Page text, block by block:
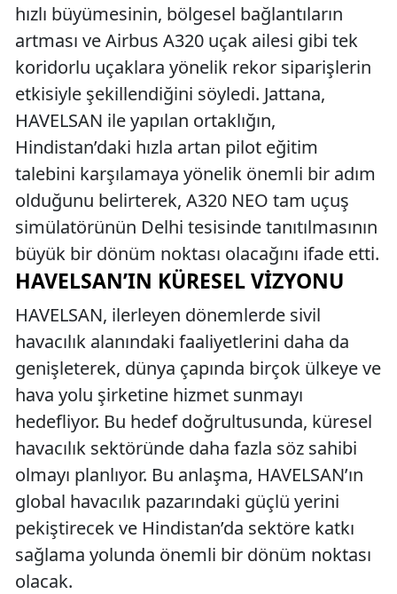
hızlı büyümesinin, bölgesel bağlantıların
artması ve Airbus A320 uçak ailesi gibi tek
koridorlu uçaklara yönelik rekor siparişlerin
etkisiyle şekillendiğini söyledi. Jattana,
HAVELSAN ile yapılan ortaklığın,
Hindistan’daki hızla artan pilot eğitim
talebini karşılamaya yönelik önemli bir adım
olduğunu belirterek, A320 NEO tam uçuş
simülatörünün Delhi tesisinde tanıtılmasının
büyük bir dönüm noktası olacağını ifade etti.
HAVELSAN’IN KÜRESEL VIZYONU
HAVELSAN, ilerleyen dönemlerde sivil
havacılık alanındaki faaliyetlerini daha da
genişleterek, dünya çapında birçok ülkeye ve
hava yolu şirketine hizmet sunmayı
hedefliyor. Bu hedef doğrultusunda, küresel
havacılık sektöründe daha fazla söz sahibi
olmayı planlıyor. Bu anlaşma, HAVELSAN’ın
global havacılık pazarındaki güçlü yerini
pekiştirecek ve Hindistan’da sektöre katkı
sağlama yolunda önemli bir dönüm noktası
olacak.